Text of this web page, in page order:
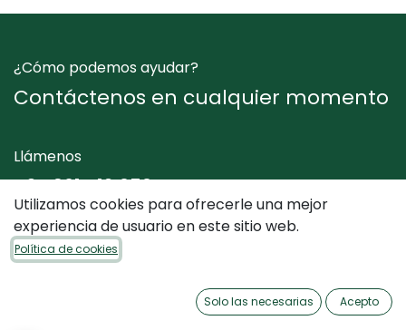
¿Cómo podemos ayudar?
Contáctenos en cualquier momento
Llámenos
+34 961 412 050
Envíenos un mensaje
Utilizamos cookies para ofrecerle una mejor
experiencia de usuario en este sitio web.
Política de cookies
Solo las necesarias Acepto